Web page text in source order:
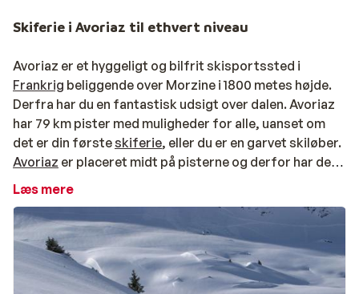
Skiferie i Avoriaz til ethvert niveau
Avoriaz er et hyggeligt og bilfrit skisportssted i
Frankrig beliggende over Morzine i 1800 metes højde.
Derfra har du en fantastisk udsigt over dalen. Avoriaz
har 79 km pister med muligheder for alle, uanset om
det er din førsteskiferie, eller du er en garvet skiløber.
Avoriaz er placeret midt på pisterne og derfor har de
fleste indkvarteringer en
det skiområdetLes Portes du Soleil
, der tilbyder et
enormt skisystem med hele 650 km pister. Pisterne
varierer, og takket være det store skiområde kan du
prøve nye pister hver dag.
Læs mere